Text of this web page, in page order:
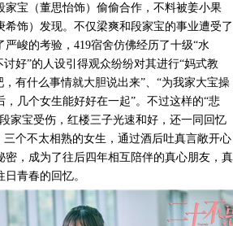
家宝（董思怡饰）偷偷合作，不料被姜小果
希饰）发现。不仅梁爽和段家宝的事业遭受了
峻的考验，419宿舍仿佛经历了十级“水
好”的人设引得观众纷纷对其进行“妈式教
有什么事情就大胆说出来”、“为我家大宝操
几个女生能好好在一起”。不过这样的“悲
家宝受伤，红楼三子光速和好，还一同回忆
三个不太相熟的女生，通过酒后吐真言敞开心
密，成为了往后四年相互陪伴的真心朋友，真
青春的回忆。